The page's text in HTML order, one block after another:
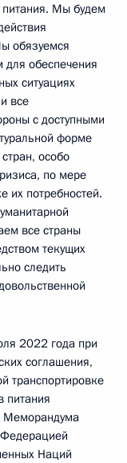
питания. Мы будем
обязуемся
для обеспечения
ситуациях
все
с доступными
форме
особо
по мере
их потребностей.
все страны
текущих
следить
2022 года при
соглашения,
транспортировке
питания
Меморандума
Наций